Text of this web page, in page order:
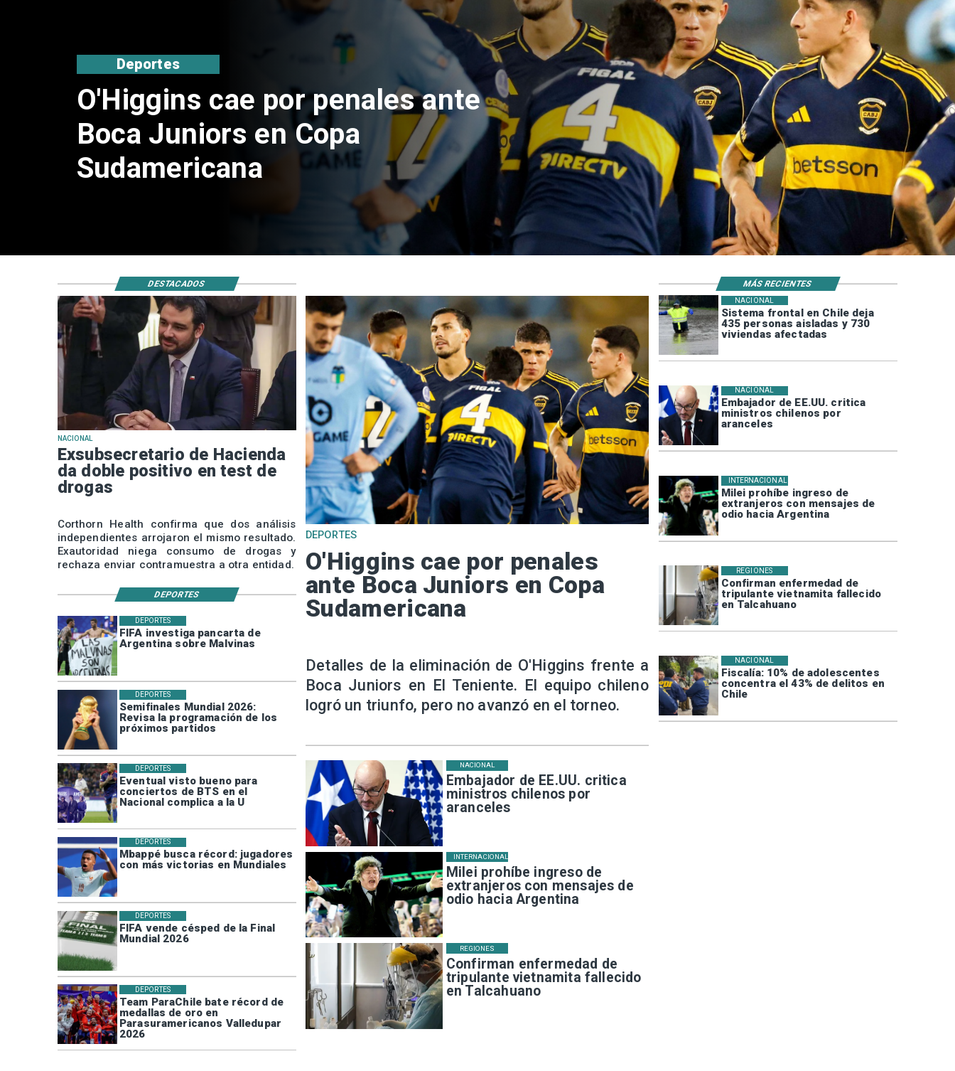
Exsubsecretario de Hacienda da
doble positivo en test de drogas
Nacional
Sistema frontal en Chile deja
435 personas aisladas y 730
viviendas afectadas
NACIONAL
Embajador de EE.UU. critica
ministros chilenos por
aranceles
NACIONAL
Milei prohíbe ingreso de
extranjeros con mensajes de
odio hacia Argentina
INTERNACIONAL
Confirman enfermedad de
tripulante vietnamita fallecido
en Talcahuano
REGIONES
Fiscalía: 10% de adolescentes
concentra el 43% de delitos en
Chile
NACIONAL
FIFA investiga pancarta de
Argentina sobre Malvinas
DEPORTES
Semifinales Mundial 2026:
Revisa la programación de los
próximos partidos
DEPORTES
Eventual visto bueno para
conciertos de BTS en el
Nacional complica a la U
DEPORTES
Mbappé busca récord: jugadores
con más victorias en Mundiales
DEPORTES
FIFA vende césped de la Final
Mundial 2026
DEPORTES
Team ParaChile bate récord de
medallas de oro en
Parasuramericanos Valledupar
2026
DEPORTES
Embajador de EE.UU. critica
ministros chilenos por
aranceles
NACIONAL
Milei prohíbe ingreso de
extranjeros con mensajes de
odio hacia Argentina
INTERNACIONAL
Confirman enfermedad de
tripulante vietnamita fallecido
en Talcahuano
REGIONES
NACIONAL
Exsubsecretario de Hacienda
da doble positivo en test de
drogas
Corthorn Health confirma que dos análisis
independientes arrojaron el mismo resultado.
Exautoridad niega consumo de drogas y
rechaza enviar contramuestra a otra entidad.
DEPORTES
O'Higgins cae por penales
ante Boca Juniors en Copa
Sudamericana
Detalles de la eliminación de O'Higgins frente a
Boca Juniors en El Teniente. El equipo chileno
logró un triunfo, pero no avanzó en el torneo.
DESTACADOS MÁS RECIENTES
DEPORTES